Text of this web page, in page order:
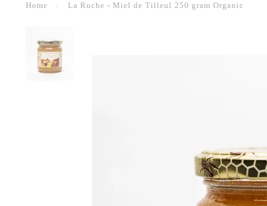
Home La Ruche - Miel de Tilleul 250 gram Organic